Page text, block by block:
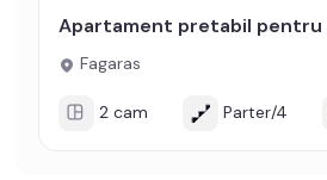
Fagaras
2 cam Parter/4